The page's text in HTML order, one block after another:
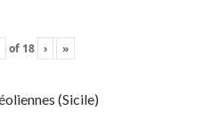
of 18 › »
(Sicile)